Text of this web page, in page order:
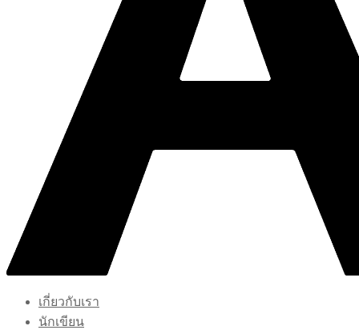
เกี่ยวกับเรา
นักเขียน